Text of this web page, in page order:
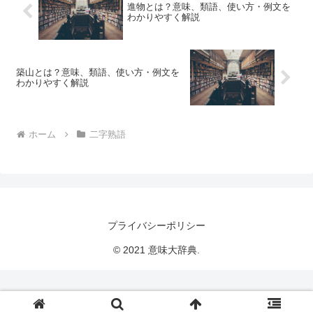
進物とは？意味、類語、使い方・例文を
わかりやすく解説
築山とは？意味、類語、使い方・例文を
わかりやすく解説
ホーム 二字熟語
プライバシーポリシー
© 2021 意味大辞典.